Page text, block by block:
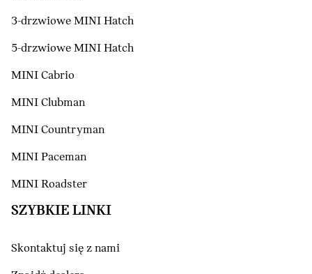
3-drzwiowe MINI Hatch
5-drzwiowe MINI Hatch
MINI Cabrio
MINI Clubman
MINI Countryman
MINI Paceman
MINI Roadster
SZYBKIE LINKI
Skontaktuj się z nami